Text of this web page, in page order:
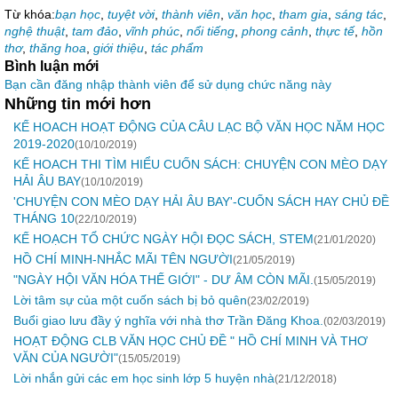
Từ khóa:bạn học tuyệt vời, thành viên văn học tham gia sáng tác
nghệ thuật, tam đảo vĩnh phúc nổi tiếng phong cảnh thực tế, hồn
thơ, thăng hoa giới thiệu tác phẩm
Bình luận mới
Bạn cần đăng nhập thành viên để sử dụng chức năng này
Những tin mới hơn
KẾ HOACH HOẠT ĐỘNG CỦA CÂU LẠC BỘ VĂN HỌC NĂM HỌC
2019-2020(10/10/2019)
KẾ HOACH THI TÌM HIỂU CUỐN SÁCH: CHUYỆN CON MÈO DẠY
HẢI ÂU BAY(10/10/2019)
'CHUYỆN CON MÈO DẠY HẢI ÂU BAY'-CUỐN SÁCH HAY CHỦ ĐỀ
THÁNG 10(22/10/2019)
KẾ HOẠCH TỔ CHỨC NGÀY HỘI ĐỌC SÁCH, STEM(21/01/2020)
HỒ CHÍ MINH-NHẮC MÃI TÊN NGƯỜI(21/05/2019)
"NGÀY HỘI VĂN HÓA THẾ GIỚI" - DƯ ÂM CÒN MÃI. (15/05/2019)
Lời tâm sự của một cuốn sách bị bỏ quên(23/02/2019)
Buổi giao lưu đầy ý nghĩa với nhà thơ Trần Đăng Khoa. (02/03/2019)
HOẠT ĐỘNG CLB VĂN HỌC CHỦ ĐỀ " HỒ CHÍ MINH VÀ THƠ
VĂN CỦA NGƯỜI"(15/05/2019)
Lời nhắn gửi các em học sinh lớp 5 huyện nhà(21/12/2018)